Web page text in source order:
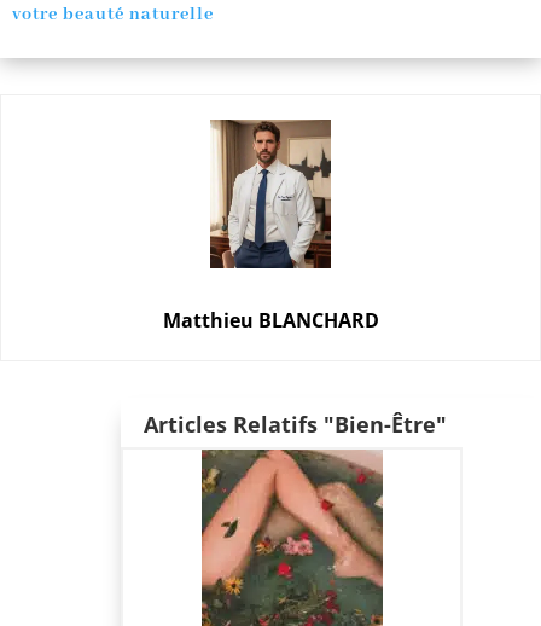
Articles Relatifs "Bien-Être"
votre beauté naturelle
Matthieu BLANCHARD